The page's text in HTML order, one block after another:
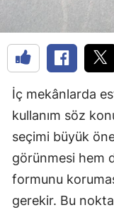
İç mekânlarda
kullanım söz
seçimi büyük
görünmesi hem
formunu
gerekir. Bu